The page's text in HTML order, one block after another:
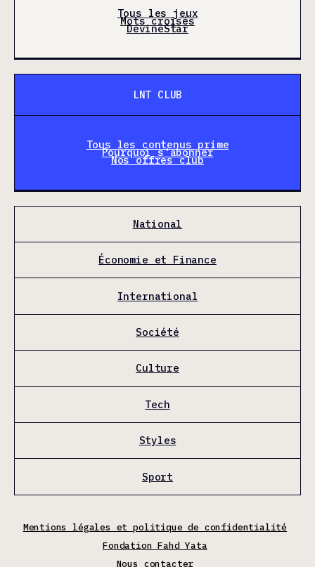
Tous les jeux
Mots croisés
DevineStar
LNT CLUB
Tous les contenus prime
Pourquoi s'abonner
Nos offres club
National
Économie et Finance
International
Société
Culture
Tech
Styles
Sport
Mentions légales et politique de confidentialité
Fondation Fahd Yata
Nous contacter